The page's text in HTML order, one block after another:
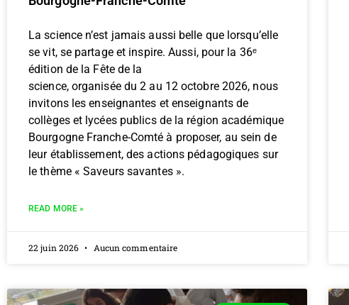
La science n’est jamais aussi belle que lorsqu’elle
se vit, se partage et inspire. Aussi, pour la 36ᵉ
édition de la Fête de la
science, organisée du 2 au 12 octobre 2026, nous
invitons les enseignantes et enseignants de
collèges et lycées publics de la région académique
Bourgogne Franche-Comté à proposer, au sein de
leur établissement, des actions pédagogiques sur
le thème « Saveurs savantes ».
READ MORE »
22 juin 2026 Aucun commentaire